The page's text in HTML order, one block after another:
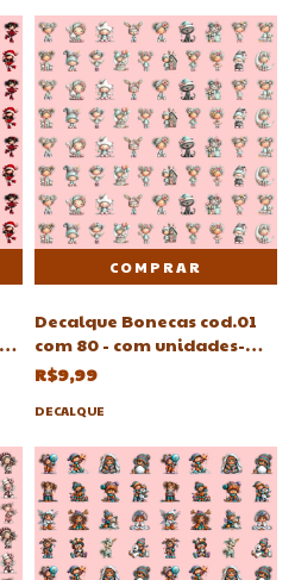
Decalque Bonecas cod.01
com 80 - com unidades-
Atelie Adriartes
R$9,99
DECALQUE